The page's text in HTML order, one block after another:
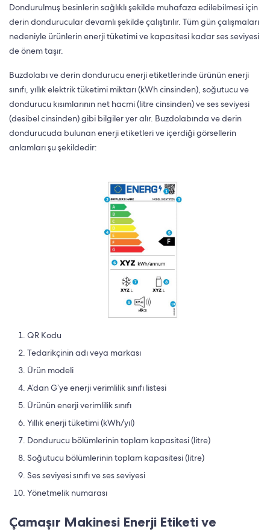
Dondurulmuş besinlerin sağlıklı şekilde muhafaza edilebilmesi için
derin dondurucular devamlı şekilde çalıştırılır. Tüm gün çalışmaları
nedeniyle ürünlerin enerji tüketimi ve kapasitesi kadar ses seviyesi
de önem taşır.
Buzdolabı ve derin dondurucu enerji etiketlerinde ürünün enerji
sınıfı, yıllık elektrik tüketimi miktarı (kWh cinsinden), soğutucu ve
dondurucu kısımlarının net hacmi (litre cinsinden) ve ses seviyesi
(desibel cinsinden) gibi bilgiler yer alır. Buzdolabında ve derin
dondurucuda bulunan enerji etiketleri ve içerdiği görsellerin
anlamları şu şekildedir:
QR Kodu
Tedarikçinin adı veya markası
Ürün modeli
A’dan G’ye enerji verimlilik sınıfı listesi
Ürünün enerji verimlilik sınıfı
Yıllık enerji tüketimi (kWh/yıl)
Dondurucu bölümlerinin toplam kapasitesi (litre)
Soğutucu bölümlerinin toplam kapasitesi (litre)
Ses seviyesi sınıfı ve ses seviyesi
Yönetmelik numarası
Çamaşır Makinesi Enerji Etiketi ve